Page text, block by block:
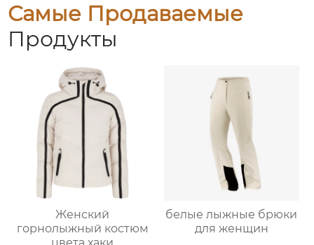
Самые Продаваемые
Продукты
Женский
горнолыжный костюм
белые лыжные брюки
для женщин